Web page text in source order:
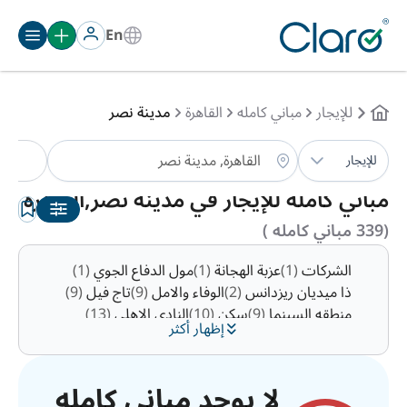
En
للإيجار مباني كامله القاهرة مدينة نصر
للإيجار
مباني كامله للإيجار في مدينة نصر,القاهرة
(339 مباني كامله )
الترتيب:تلقائي
إظهار أكثر
الشركات(1) عزبة الهجانة(1) مول الدفاع الجوي(1)
ذا ميديان ريزدانس(2) الوفاء والامل(9) تاج فيل(9)
منطقه السينما(9) سكن(10) النادي الاهلي(13)
منطقة 10 (15)
رابعه العدويه(20) منطقة 7 (23) الحديقه الدوليه(26)